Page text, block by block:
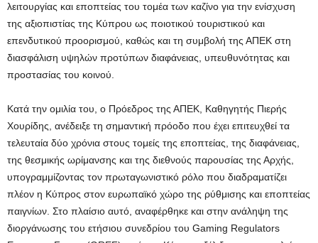
λειτουργίας και εποπτείας του τομέα των καζίνο για την ενίσχυση
της αξιοπιστίας της Κύπρου ως ποιοτικού τουριστικού και
επενδυτικού προορισμού, καθώς και τη συμβολή της ΑΠΕΚ στη
διασφάλιση υψηλών προτύπων διαφάνειας, υπευθυνότητας και
προστασίας του κοινού.
Κατά την ομιλία του, ο Πρόεδρος της ΑΠΕΚ, Καθηγητής Πιερής
Χουρίδης, ανέδειξε τη σημαντική πρόοδο που έχει επιτευχθεί τα
τελευταία δύο χρόνια στους τομείς της εποπτείας, της διαφάνειας,
της θεσμικής ωρίμανσης και της διεθνούς παρουσίας της Αρχής,
υπογραμμίζοντας τον πρωταγωνιστικό ρόλο που διαδραματίζει
πλέον η Κύπρος στον ευρωπαϊκό χώρο της ρύθμισης και εποπτείας
παιγνίων. Στο πλαίσιο αυτό, αναφέρθηκε και στην ανάληψη της
διοργάνωσης του ετήσιου συνεδρίου του Gaming Regulators